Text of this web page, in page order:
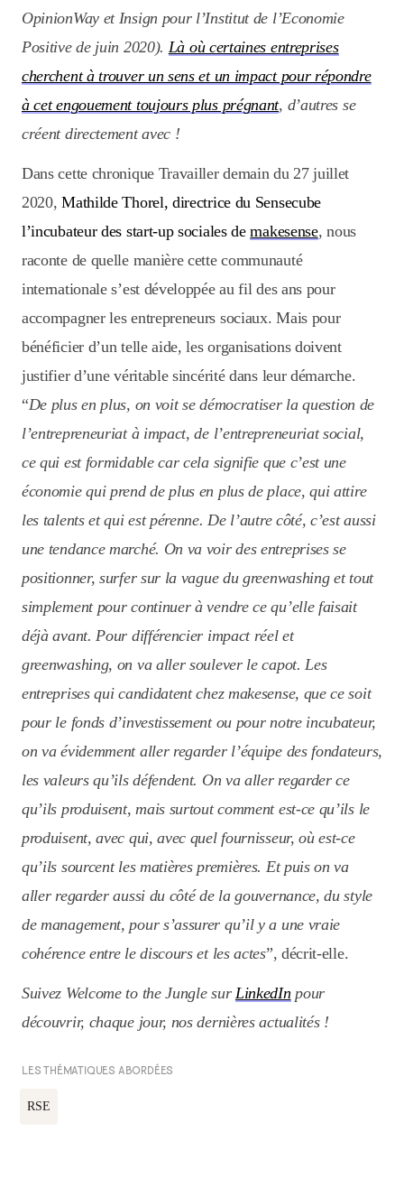
OpinionWay et Insign pour l’Institut de l’Economie
Positive de juin 2020). Là où certaines entreprises
cherchent à trouver un sens et un impact pour répondre
à cet engouement toujours plus prégnant, d’autres se
créent directement avec !
Dans cette chronique Travailler demain du 27 juillet
2020,Mathilde Thorel, directrice du Sensecube
l’incubateur des start-up sociales demakesense, nous
raconte de quelle manière cette communauté
internationale s’est développée au fil des ans pour
accompagner les entrepreneurs sociaux. Mais pour
bénéficier d’un telle aide, les organisations doivent
justifier d’une véritable sincérité dans leur démarche.
“De plus en plus, on voit se démocratiser la question de
l’entrepreneuriat à impact, de l’entrepreneuriat social,
ce qui est formidable car cela signifie que c’est une
économie qui prend de plus en plus de place, qui attire
les talents et qui est pérenne. De l’autre côté, c’est aussi
une tendance marché. On va voir des entreprises se
positionner, surfer sur la vague du greenwashing et tout
simplement pour continuer à vendre ce qu’elle faisait
déjà avant. Pour différencier impact réel et
greenwashing, on va aller soulever le capot. Les
entreprises qui candidatent chez makesense, que ce soit
pour le fonds d’investissement ou pour notre incubateur,
on va évidemment aller regarder l’équipe des fondateurs,
les valeurs qu’ils défendent. On va aller regarder ce
qu’ils produisent, mais surtout comment est-ce qu’ils le
produisent, avec qui, avec quel fournisseur, où est-ce
qu’ils sourcent les matières premières. Et puis on va
aller regarder aussi du côté de la gouvernance, du style
de management, pour s’assurer qu’il y a une vraie
cohérence entre le discours et les actes”, décrit-elle.
Suivez Welcome to the Jungle sur LinkedIn pour
découvrir, chaque jour, nos dernières actualités !
LES THÉMATIQUES ABORDÉES
RSE